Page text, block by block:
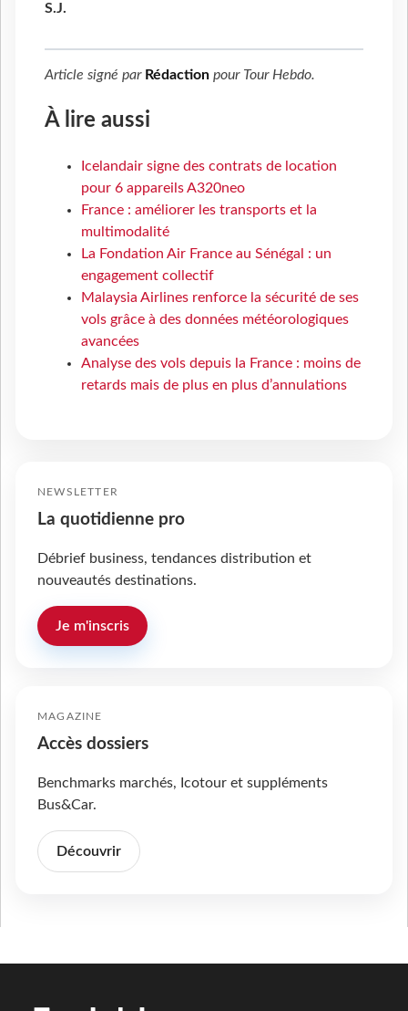
S.J.
Article signé par Rédaction pour Tour Hebdo.
À lire aussi
Icelandair signe des contrats de location
pour 6 appareils A320neo
France : améliorer les transports et la
multimodalité
La Fondation Air France au Sénégal : un
engagement collectif
Malaysia Airlines renforce la sécurité de ses
vols grâce à des données météorologiques
avancées
Analyse des vols depuis la France : moins de
retards mais de plus en plus d’annulations
NEWSLETTER
La quotidienne pro
Débrief business, tendances distribution et
nouveautés destinations.
Je m'inscris
MAGAZINE
Accès dossiers
Benchmarks marchés, Icotour et suppléments
Bus&Car.
Découvrir